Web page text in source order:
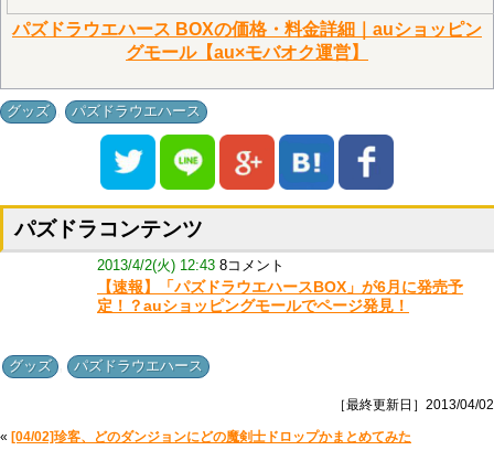
パズドラウエハース BOXの価格・料金詳細｜auショッピン
グモール【au×モバオク運営】
グッズ パズドラウエハース
パズドラコンテンツ
2013/4/2(火) 12:43 8コメント
【速報】「パズドラウエハースBOX」が6月に発売予
定！？auショッピングモールでページ発見！
グッズ パズドラウエハース
［最終更新日］2013/04/02
« [04/02]珍客、どのダンジョンにどの魔剣士ドロップかまとめてみた